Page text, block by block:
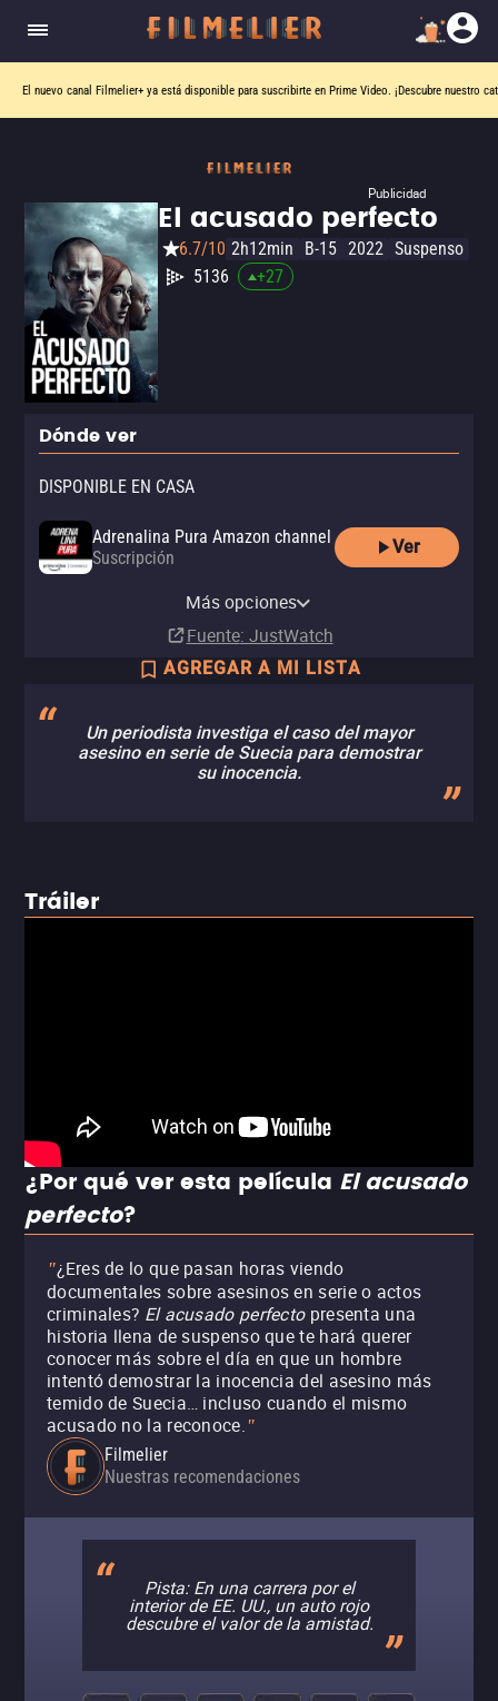
El nuevo canal Filmelier+ ya está disponible para suscribirte en Prime Video. ¡Descubre nuestro
Publicidad
El acusado perfecto
6.7/10 2h12min B-15 2022 Suspenso
5136
+27
Dónde ver
DISPONIBLE EN CASA
Adrenalina Pura Amazon channel
Suscripción
Ver
Adrenalina Pura Apple TV
Amazon Video
Apple TV Store
Más opciones
Fuente: JustWatch
AGREGAR A MI LISTA
Un periodista investiga el caso del mayor
asesino en serie de Suecia para demostrar
su inocencia.
Tráiler
¿Por qué ver esta película El acusado
perfecto?
"¿Eres de lo que pasan horas viendo
documentales sobre asesinos en serie o actos
criminales? El acusado perfectopresenta una
historia llena de suspenso que te hará querer
conocer más sobre el día en que un hombre
intentó demostrar la inocencia del asesino más
temido de Suecia… incluso cuando el mismo
acusado no la reconoce."
Filmelier
Nuestras recomendaciones
Pista: En una carrera por el
interior de EE. UU., un auto rojo
descubre el valor de la amistad.